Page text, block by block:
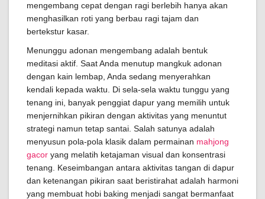
mengembang cepat dengan ragi berlebih hanya akan
menghasilkan roti yang berbau ragi tajam dan
bertekstur kasar.
Menunggu adonan mengembang adalah bentuk
meditasi aktif. Saat Anda menutup mangkuk adonan
dengan kain lembap, Anda sedang menyerahkan
kendali kepada waktu. Di sela-sela waktu tunggu yang
tenang ini, banyak penggiat dapur yang memilih untuk
menjernihkan pikiran dengan aktivitas yang menuntut
strategi namun tetap santai. Salah satunya adalah
menyusun pola-pola klasik dalam permainan mahjong
gacor yang melatih ketajaman visual dan konsentrasi
tenang. Keseimbangan antara aktivitas tangan di dapur
dan ketenangan pikiran saat beristirahat adalah harmoni
yang membuat hobi baking menjadi sangat bermanfaat